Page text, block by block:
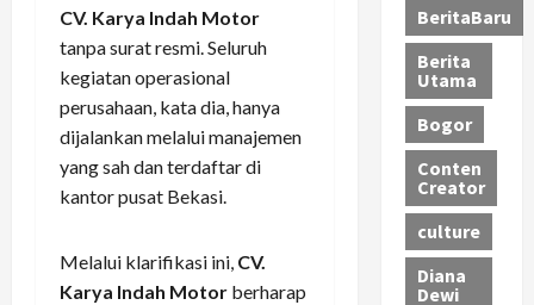
CV. Karya Indah Motor
tanpa surat resmi. Seluruh
kegiatan operasional
perusahaan, kata dia, hanya
dijalankan melalui manajemen
yang sah dan terdaftar di
kantor pusat Bekasi.
Melalui klarifikasi ini, CV.
Karya Indah Motor berharap
BeritaBaru
Berita
Utama
Bogor
Conten
Creator
culture
Diana
Dewi